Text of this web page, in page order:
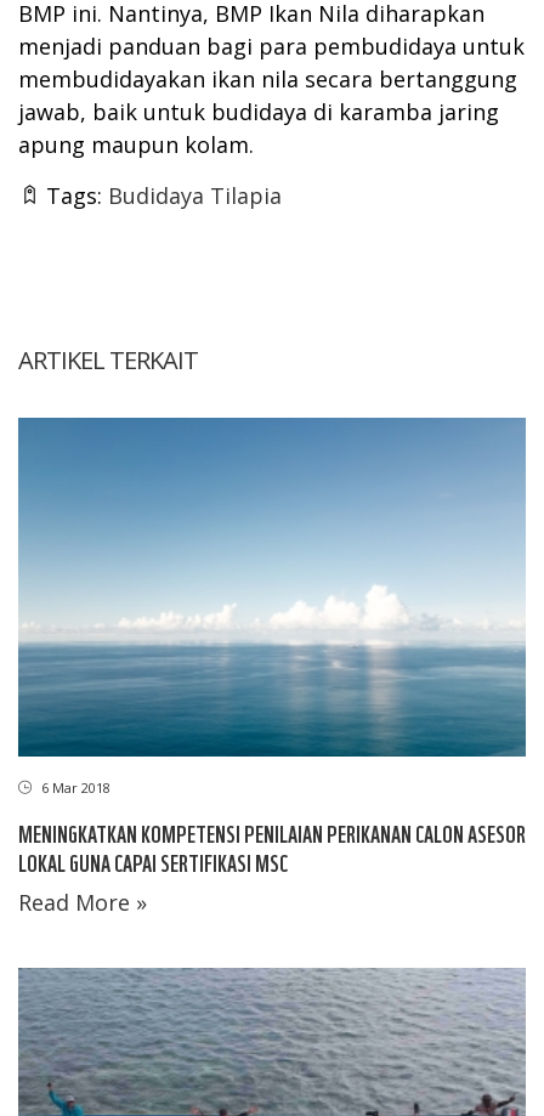
BMP ini. Nantinya, BMP Ikan Nila diharapkan
menjadi panduan bagi para pembudidaya untuk
membudidayakan ikan nila secara bertanggung
jawab, baik untuk budidaya di karamba jaring
apung maupun kolam.
Tags: Budidaya Tilapia
ARTIKEL TERKAIT
6 Mar 2018
MENINGKATKAN KOMPETENSI PENILAIAN PERIKANAN CALON ASESOR
LOKAL GUNA CAPAI SERTIFIKASI MSC
Read More »